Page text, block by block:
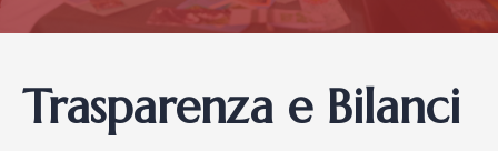
Trasparenza e Bilanci